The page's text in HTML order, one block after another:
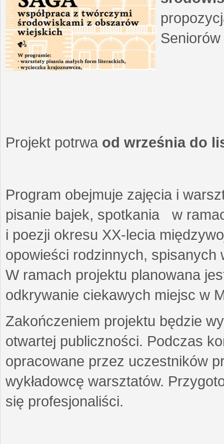
Projekt potrwa od września do
Program obejmuje zajęcia i
pisanie bajek, spotkania w
i poezji okresu XX-lecia
opowieści rodzinnych,
W ramach projektu planowana
odkrywanie ciekawych miejsc w
Zakończeniem projektu będzie
otwartej publiczności. Podczas
opracowane przez uczestników
wykładowcę warsztatów.
się profesjonaliści.